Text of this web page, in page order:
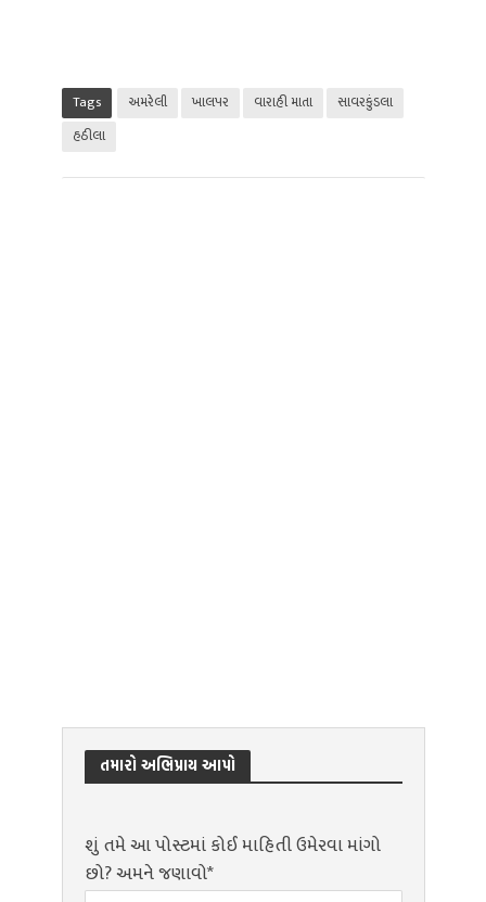
Tags અમરેલી ખાલ૫ર વારાહી માતા
સાવરકુંડલા
હઠીલા
તમારો અભિપ્રાય આપો
શું તમે આ પોસ્ટમાં કોઈ માહિતી ઉમેરવા માંગો
છો? અમને જણાવો*